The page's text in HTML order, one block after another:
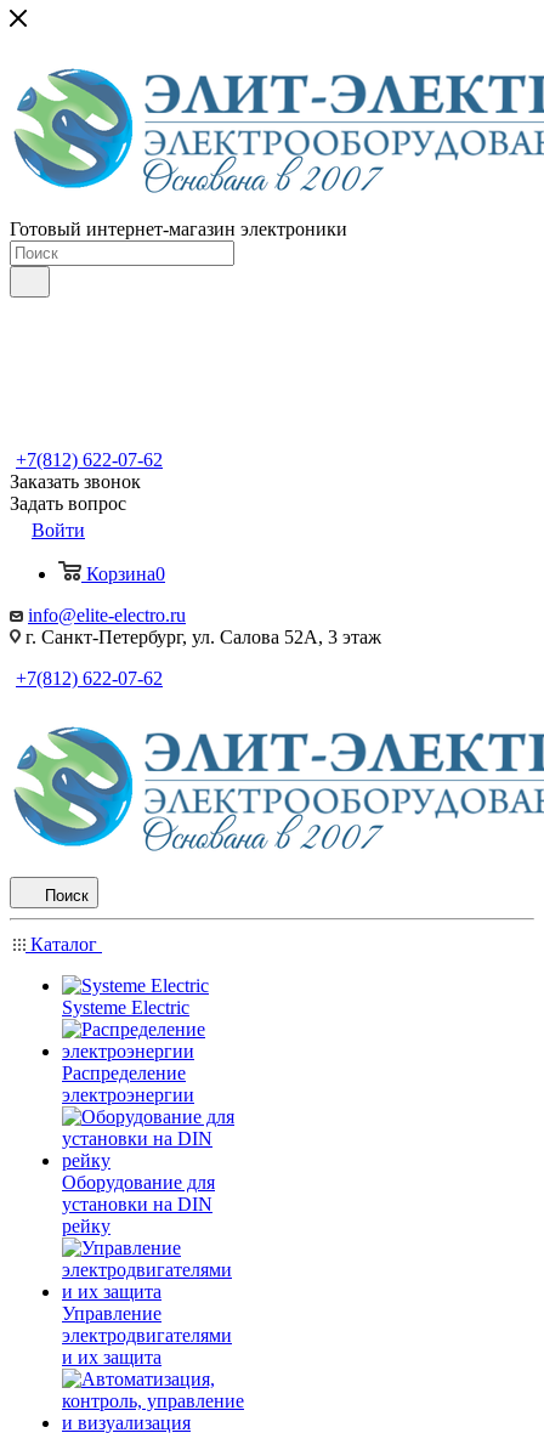
Готовый интернет-магазин электроники
+7(812) 622-07-62
Заказать звонок
Задать вопрос
Войти
Корзина0
info@elite-electro.ru
г. Санкт-Петербург, ул. Салова 52А, 3 этаж
+7(812) 622-07-62
Поиск
Каталог
Systeme Electric
Распределение
электроэнергии
Оборудование для
установки на DIN
рейку
Управление
электродвигателями
и их защита